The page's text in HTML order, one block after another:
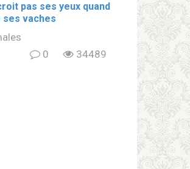
pas ses yeux quand
ses vaches
0
34489